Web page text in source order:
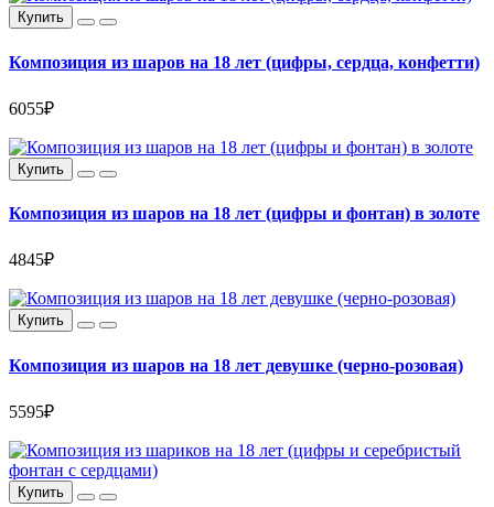
Купить
Композиция из шаров на 18 лет (цифры, сердца, конфетти)
6055₽
Купить
Композиция из шаров на 18 лет (цифры и фонтан) в золоте
4845₽
Купить
Композиция из шаров на 18 лет девушке (черно-розовая)
5595₽
Купить